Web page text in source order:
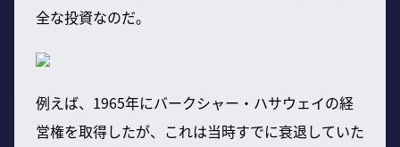
全な投資なのだ。
例えば、1965年にバークシャー・ハサウェイの経
営権を取得したが、これは当時すでに衰退していた